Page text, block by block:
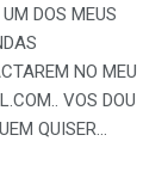
DOS MEUS
NO MEU
VOS DOU
QUISER…